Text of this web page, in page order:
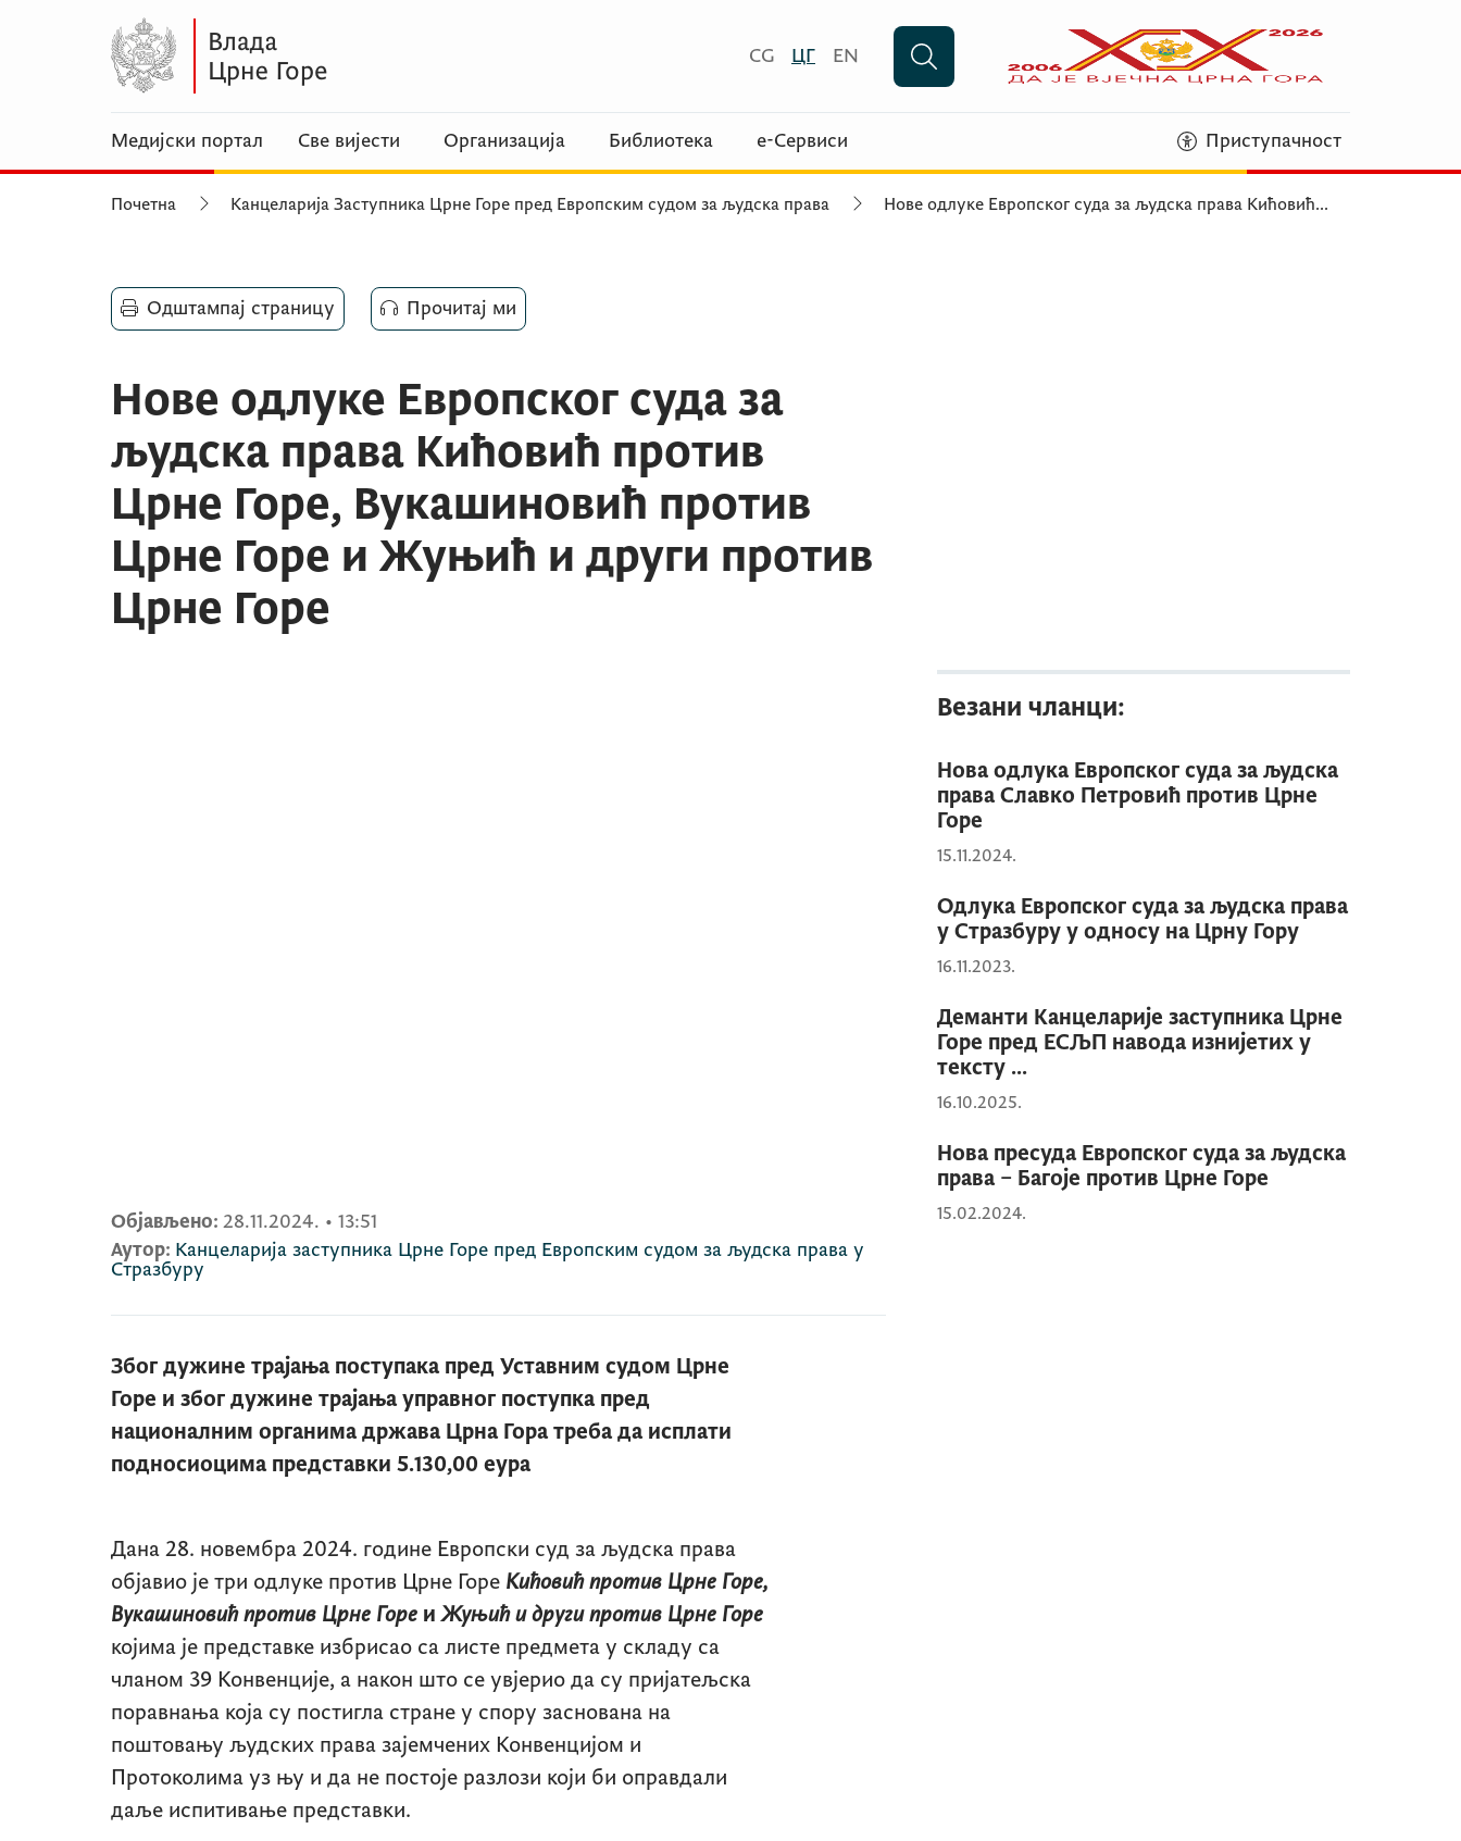
CG ЦГ EN
Медијски портал Све вијести Организација Библиотека е-Сервиси Приступачност
Почетна Канцеларија Заступника Црне Горе пред Европским судом за људска права Нове одлуке Европског суда за људска права Кићовић...
Одштампај страницу Прочитај ми
Нове одлуке Европског суда за
људска права Кићовић против
Црне Горе, Вукашиновић против
Црне Горе и Жуњић и други против
Црне Горе
Објављено: 28.11.2024. • 13:51
Аутор: Канцеларија заступника Црне Горе пред Европским судом за људска права у
Стразбуру
Због дужине трајања поступака пред Уставним судом Црне
Горе и због дужине трајања управног поступка пред
националним органима држава Црна Гора треба да исплати
подносиоцима представки 5.130,00 еура
Дана 28. новембра 2024. године Европски суд за људска права
објавио је три одлуке против Црне Горе Кићовић против Црне Горе,
Вукашиновић против Црне Горе и Жуњић и други против Црне Горе
којима је представке избрисао са листе предмета у складу са
чланом 39 Конвенције, а након што се увјерио да су пријатељска
поравнања која су постигла стране у спору заснована на
поштовању људских права зајемчених Конвенцијом и
Протоколима уз њу и да не постоје разлози који би оправдали
даље испитивање представки.
Везани чланци:
Нова одлука Европског суда за људска
права Славко Петровић против Црне
Горе
15.11.2024.
Одлука Европског суда за људска права
у Стразбуру у односу на Црну Гору
16.11.2023.
Деманти Канцеларије заступника Црне
Горе пред ЕСЉП навода изнијетих у
тексту ...
16.10.2025.
Нова пресуда Европског суда за људска
права – Багоје против Црне Горе
15.02.2024.